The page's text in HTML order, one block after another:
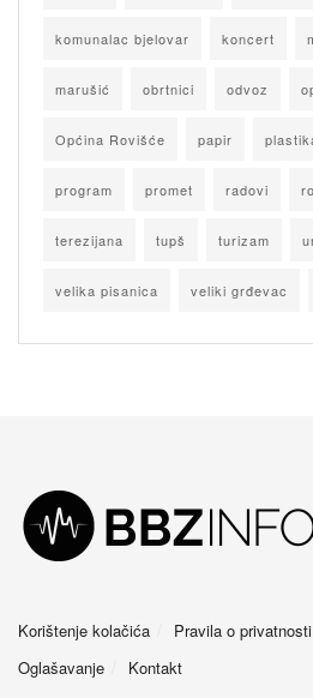
komunalac bjelovar koncert
marušić obrtnici odvoz
Općina Rovišće papir
program promet radovi
terezijana tupš turizam
velika pisanica veliki grđevac
Korištenje kolačića Pravila o privatnosti
Oglašavanje
Kontakt